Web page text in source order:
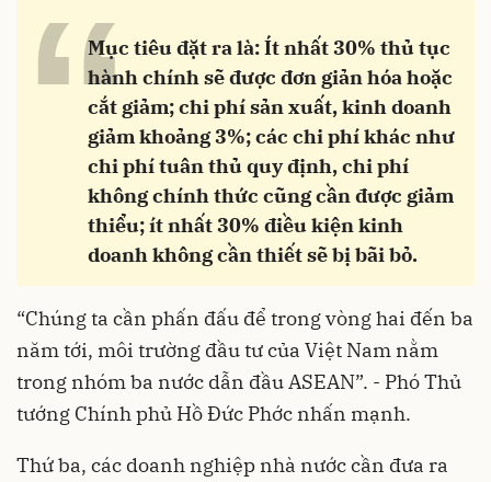
“Mục tiêu đặt ra là: Ít nhất 30% thủ tục
hành chính sẽ được đơn giản hóa hoặc
cắt giảm; chi phí sản xuất, kinh doanh
giảm khoảng 3%; các chi phí khác như
chi phí tuân thủ quy định, chi phí
không chính thức cũng cần được giảm
thiểu; ít nhất 30% điều kiện kinh
doanh không cần thiết sẽ bị bãi bỏ.
“Chúng ta cần phấn đấu để trong vòng hai đến ba
năm tới, môi trường đầu tư của Việt Nam nằm
trong nhóm ba nước dẫn đầu ASEAN”. - Phó Thủ
tướng Chính phủ Hồ Đức Phớc nhấn mạnh.
Thứ ba, các doanh nghiệp nhà nước cần đưa ra